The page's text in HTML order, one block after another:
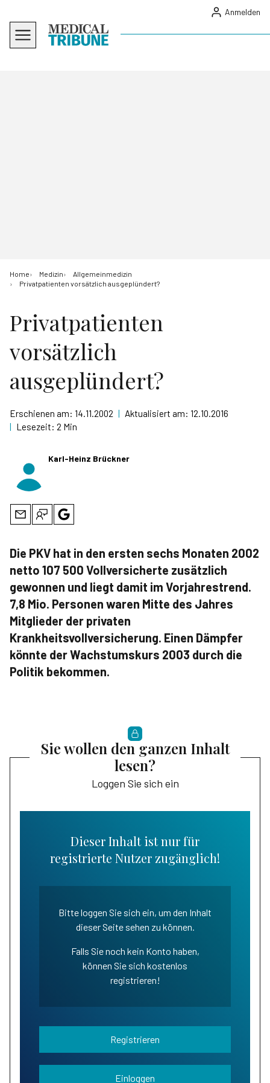
Anmelden
Home Medizin
Allgemeinmedizin
Privatpatienten vorsätzlich ausgeplündert?
Privatpatienten
vorsätzlich
ausgeplündert?
Erschienen am: 14.11.2002 | Aktualisiert am: 12.10.2016
| Lesezeit: 2 Min
Karl-Heinz Brückner
Die PKV hat in den ersten sechs Monaten 2002
netto 107 500 Vollversicherte zusätzlich
gewonnen und liegt damit im Vorjahrestrend.
7,8 Mio. Personen waren Mitte des Jahres
Mitglieder der privaten
Krankheitsvollversicherung. Einen Dämpfer
könnte der Wachstumskurs 2003 durch die
Politik bekommen.
Sie wollen den ganzen Inhalt
lesen?
Loggen Sie sich ein
Dieser Inhalt ist nur für
registrierte Nutzer zugänglich!
Bitte loggen Sie sich ein, um den Inhalt
dieser Seite sehen zu können.
Falls Sie noch kein Konto haben,
können Sie sich kostenlos
registrieren!
Registrieren
Einloggen